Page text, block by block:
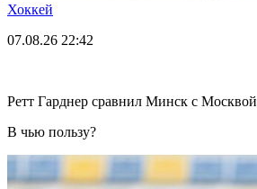
Хоккей
07.08.26 22:42
Ретт Гарднер сравнил Минск с Москвой
В чью пользу?